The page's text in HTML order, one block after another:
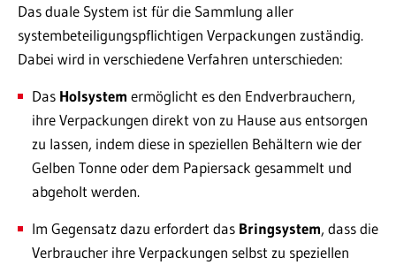
Das duale System ist für die Sammlung aller
systembeteiligungspflichtigen Verpackungen zuständig.
Dabei wird in verschiedene Verfahren unterschieden:
Das Holsystem ermöglicht es den Endverbrauchern,
ihre Verpackungen direkt von zu Hause aus entsorgen
zu lassen, indem diese in speziellen Behältern wie der
Gelben Tonne oder dem Papiersack gesammelt und
abgeholt werden.
Im Gegensatz dazu erfordert das Bringsystem, dass die
Verbraucher ihre Verpackungen selbst zu speziellen